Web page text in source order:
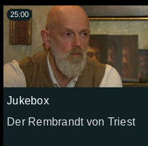
Jukebox
Der Rembrandt von Triest
25:00